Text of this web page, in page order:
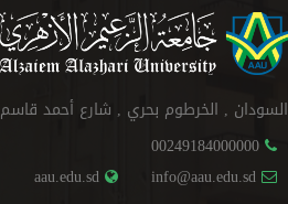
السودان , الخرطوم بحري , شارع أحمد قاسم
00249184000000
info@aau.edu.sd
aau.edu.sd